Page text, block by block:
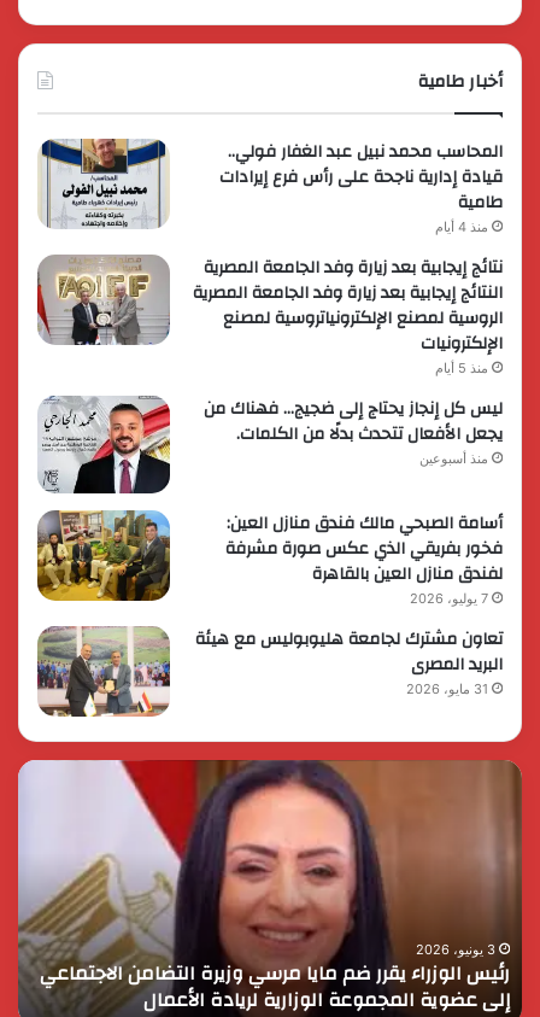
أخبار طامية
المحاسب محمد نبيل عبد الغفار فولي..
قيادة إدارية ناجحة على رأس فرع إيرادات
طامية
منذ 4 أيام
نتائج إيجابية بعد زيارة وفد الجامعة المصرية
النتائج إيجابية بعد زيارة وفد الجامعة المصرية
الروسية لمصنع الإلكترونياتروسية لمصنع
الإلكترونيات
منذ 5 أيام
ليس كل إنجاز يحتاج إلى ضجيج… فهناك من
يجعل الأفعال تتحدث بدلًا من الكلمات.
منذ أسبوعين
أسامة الصبحي مالك فندق منازل العين:
فخور بفريقي الذي عكس صورة مشرفة
لفندق منازل العين بالقاهرة
7 يوليو، 2026
تعاون مشترك لجامعة هليوبوليس مع هيئة
البريد المصرى
31 مايو، 2026
رئيس
التضامن
الاجتماعي
إلى
3 يونيو، 2026
رئيس الوزراء يقرر ضم مايا مرسي وزيرة التضامن الاجتماعي
إلى عضوية المجموعة الوزارية لريادة الأعمال
في